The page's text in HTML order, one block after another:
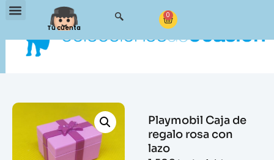
Tu cuenta
0
Playmobil Caja de
regalo rosa con
lazo